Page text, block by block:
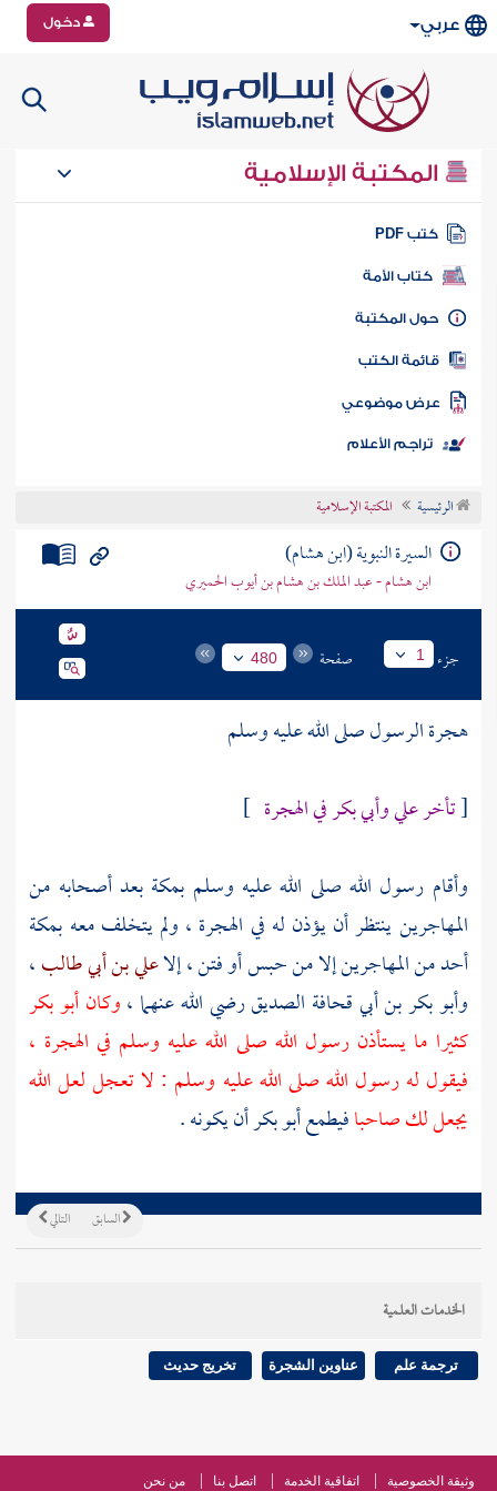
عربي دخول
المكتبة الإسلامية
كتب PDF
كتاب الأمة
المكتبة
الكتب
موضوعي
تراجم الأعلام
الرئيسية المكتبة الإسلامية
السيرة النبوية (ابن هشام)
ابن هشام - عبد الملك بن هشام بن أيوب الحميري
جزء 1 صفحة 480
هجرة الرسول صلى الله عليه وسلم
[تأخرعليوأبي بكرفي الهجرة ]
وأقام رسول الله صلى الله عليه وسلم بمكةبعد أصحابه من
المهاجرينينتظر أن يؤذن له في الهجرة ، ولم يتخلف معه بمكة
أحد منالمهاجرينإلا من حبس أو فتن ، إلاعلي بن أبي طالب،
وأبو بكر بن أبي قحافة الصديقرضي الله عنهما ،وكانأبو بكر
كثيرا ما يستأذن رسول الله صلى الله عليه وسلم في الهجرة ،
فيقول له رسول الله صلى الله عليه وسلم : لا تعجل لعل الله
يجعل لك صاحبافيطمعأبو بكرأن يكونه .
التالي السابق
الخدمات العلمية
ترجمة علم عناوين الشجرة تخريج حديث
وثيقة الخصوصية اتفاقية الخدمة اتصل بنا من نحن